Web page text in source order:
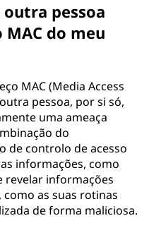
outra pessoa
do meu
MAC (Media Access
pessoa, por si só,
uma ameaça
do
de controlo de acesso
informações, como
revelar informações
as suas rotinas
de forma maliciosa.